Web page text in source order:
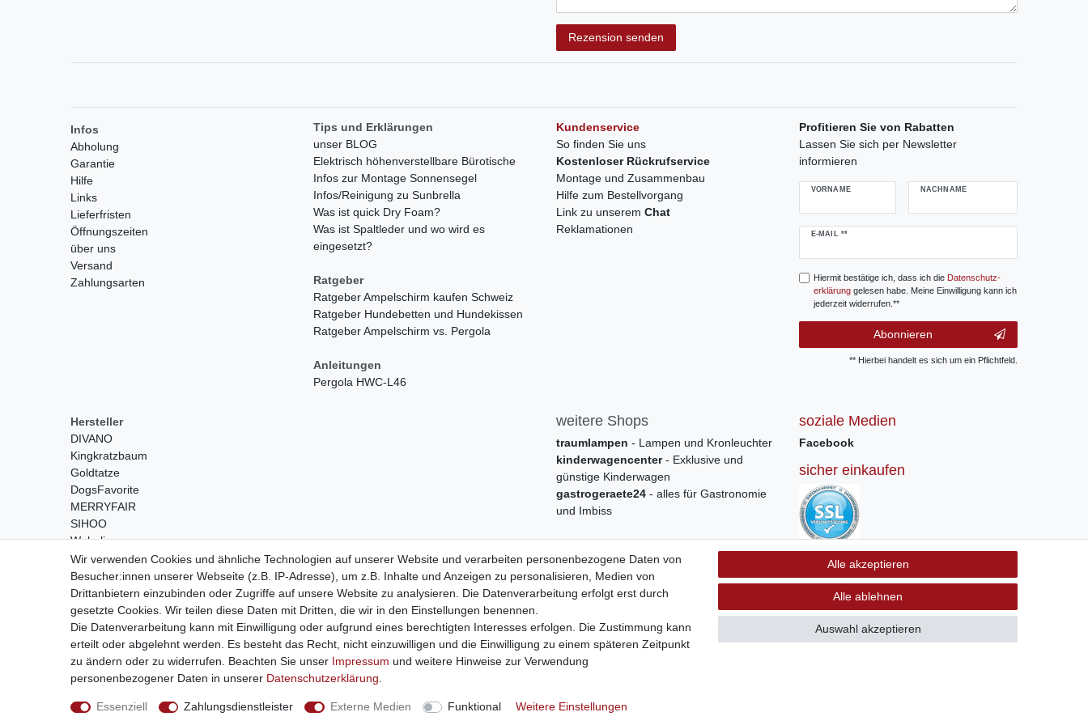
Rezension senden
Infos
Abholung
Garantie
Hilfe
Links
Lieferfristen
Öffnungszeiten
über uns
Versand
Zahlungsarten
Tips und Erklärungen
unser BLOG
Elektrisch höhenverstellbare Bürotische
Infos zur Montage Sonnensegel
Infos/Reinigung zu Sunbrella
Was ist quick Dry Foam?
Was ist Spaltleder und wo wird es
eingesetzt?
Ratgeber
Ratgeber Ampelschirm kaufen Schweiz
Ratgeber Hundebetten und Hundekissen
Ratgeber Ampelschirm vs. Pergola
Anleitungen
Pergola HWC-L46
Kundenservice
So finden Sie uns
Kostenloser Rückrufservice
Montage und Zusammenbau
Hilfe zum Bestellvorgang
Link zu unserem Chat
Reklamationen
Profitieren Sie von Rabatten
Lassen Sie sich per Newsletter
informieren
VORNAME NACHNAME
E-MAIL **
Newsletter
Hiermit bestätige ich, dass ich die Daten­schutz­
erklärunggelesen habe. Meine Einwilligung kann ich
jederzeit widerrufen.**
Abonnieren
** Hierbei handelt es sich um ein Pflichtfeld.
Hersteller
DIVANO
Kingkratzbaum
Goldtatze
DogsFavorite
MERRYFAIR
SIHOO
Wohnling
weitere Shops
traumlampen - Lampen und Kronleuchter
kinderwagencenter- Exklusive und
günstige Kinderwagen
gastrogeraete24 - alles für Gastronomie
und Imbiss
soziale Medien
Facebook
sicher einkaufen
Sichere Bestellung und Zahlung via SSL
Verschlüsselung
Wir verwenden Cookies und ähnliche Technologien auf unserer Website und verarbeiten personenbezogene Daten von
Besucher:innen unserer Webseite (z.B. IP-Adresse), um z.B. Inhalte und Anzeigen zu personalisieren, Medien von
Drittanbietern einzubinden oder Zugriffe auf unsere Website zu analysieren. Die Datenverarbeitung erfolgt erst durch
gesetzte Cookies. Wir teilen diese Daten mit Dritten, die wir in den Einstellungen benennen.
Die Datenverarbeitung kann mit Einwilligung oder aufgrund eines berechtigten Interesses erfolgen. Die Zustimmung kann
erteilt oder abgelehnt werden. Es besteht das Recht, nicht einzuwilligen und die Einwilligung zu einem späteren Zeitpunkt
zu ändern oder zu widerrufen. Beachten Sie unser Impressum und weitere Hinweise zur Verwendung
personenbezogener Daten in unserer Daten­schutz­erklärung
Essenziell Zahlungsdienstleister Externe Medien Funktional Weitere Einstellungen
Alle akzeptieren
Alle ablehnen
Auswahl akzeptieren
Widerrufs­recht
Widerrufs­formular Impressum Daten­schutz­erklärung
© Copyright 2026 | swisshandel24.ch | Firmensitz: 8598 Bottighofen, Schweiz | Hotline +41 56 534 72 67